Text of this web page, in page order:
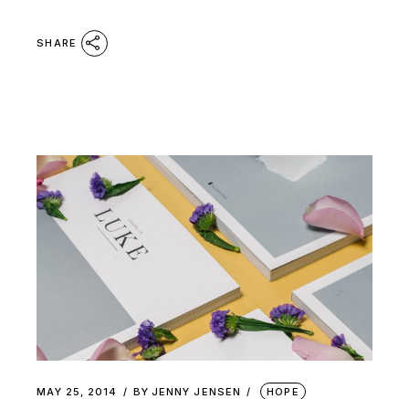
SHARE
MAY 25, 2014 BY JENNY JENSEN HOPE